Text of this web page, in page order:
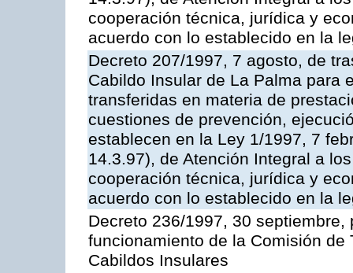
cooperación técnica, jurídica y
acuerdo con lo establecido en la
Decreto 207/1997, 7 agosto, de
Cabildo Insular de La Palma para
transferidas en materia de
cuestiones de prevención,
establecen en la Ley 1/1997, 7
14.3.97), de Atención Integral a
cooperación técnica, jurídica y
acuerdo con lo establecido en la
Decreto 236/1997, 30
funcionamiento de la Comisión
Cabildos Insulares